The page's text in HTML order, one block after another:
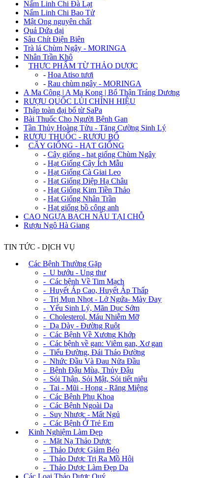
Nấm Linh Chi Đà Lạt
Nấm Linh Chi Bao Tử
Mật Ong nguyên chất
Quả Dứa dại
Sâu Chít Điện Biên
Trà lá Chùm Ngây - MORINGA
Nhân Trần Khô
THỰC PHẨM TỪ THẢO DƯỢC
- Hoa Atiso tươi
- Rau chùm ngây - MORINGA
A Ma Công | A Ma Kong | Bổ Thận Tráng Dương
RƯỢU QUỐC LỦI CHÍNH HIỆU
Thập toàn đại bổ từ SaPa
Bài Thuốc Cho Người Bệnh Gan
Tần Thủy Hoàng Tửu - Tăng Cường Sinh Lý
RƯỢU THUỐC - RƯỢU BỔ
CÂY GIỐNG - HẠT GIỐNG
- Cây giống - hạt giống Chùm Ngây
- Hạt Giống Cây Ích Mẫu
- Hạt Giống Cà Giai Leo
- Hạt Giống Diệp Hạ Châu
- Hạt Giống Kim Tiền Thảo
- Hạt Giống Nhân Trần
- Hạt giống bồ công anh
CAO NGỰA BẠCH NẤU TẠI CHỖ
Rượu Ngô Hà Giang
TIN TỨC - DỊCH VỤ
Các Bệnh Thường Gặp
- U bướu - Ung thư
- Các bệnh Về Tim Mạch
- Huyết Áp Cao, Huyết Áp Thấp
- Trị Mụn Nhọt - Lở Ngứa- Mày Đay
- Yếu Sinh Lý, Mãn Dục Sớm
- Cholesterol, Máu Nhiễm Mỡ
- Dạ Dày - Đường Ruột
- Các Bệnh Về Xương Khớp
- Các bệnh về gan: Viêm gan, Xơ gan
- Tiểu Đường, Đái Tháo Đường
- Nhức Đầu Và Đau Nửa Đầu
- Bệnh Đậu Mùa, Thủy Đậu
- Sỏi Thận, Sỏi Mật, Sỏi tiết niệu
- Tai - Mũi - Họng - Răng Miệng
- Các Bệnh Phụ Khoa
- Các Bệnh Ngoài Da
- Suy Nhược - Mất Ngủ
- Các Bệnh Ở Trẻ Em
Kinh Nghiệm Làm Đẹp
- Mặt Nạ Thảo Dược
- Thảo Dược Giảm Béo
- Thảo Dược Trị Ra Mồ Hôi
- Thảo Dược Làm Đẹp Da
Các Loại Thảo Dược Quý